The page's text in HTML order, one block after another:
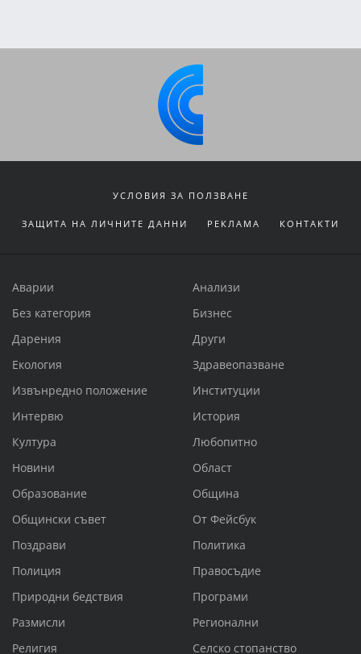
УСЛОВИЯ ЗА ПОЛЗВАНЕ
ЗАЩИТА НА ЛИЧНИТЕ ДАННИ РЕКЛАМА КОНТАКТИ
Аварии
Анализи
Без категория
Бизнес
Дарения
Други
Екология
Здравеопазване
Извънредно положение
Институции
Интервю
История
Култура
Любопитно
Новини
Област
Образование
Община
Общински съвет
От Фейсбук
Поздрави
Политика
Полиция
Правосъдие
Природни бедствия
Програми
Размисли
Регионални
Религия
Селско стопанство